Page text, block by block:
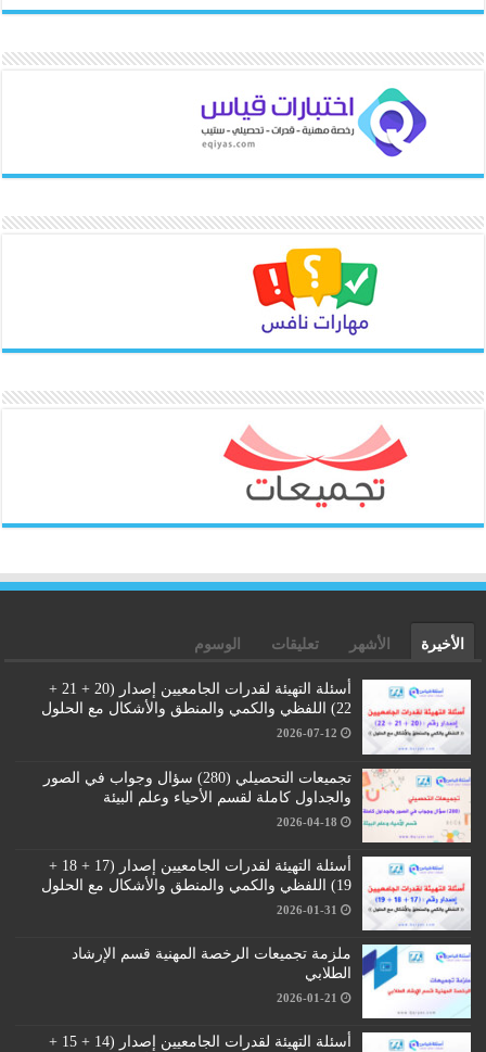
الأخيرة الأشهر تعليقات الوسوم
أسئلة التهيئة لقدرات الجامعيين إصدار (20 + 21 +
22) اللفظي والكمي والمنطق والأشكال مع الحلول
2026-07-12
تجميعات التحصيلي (280) سؤال وجواب في الصور
والجداول كاملة لقسم الأحياء وعلم البيئة
2026-04-18
أسئلة التهيئة لقدرات الجامعيين إصدار (17 + 18 +
19) اللفظي والكمي والمنطق والأشكال مع الحلول
2026-01-31
ملزمة تجميعات الرخصة المهنية قسم الإرشاد
الطلابي
2026-01-21
أسئلة التهيئة لقدرات الجامعيين إصدار (14 + 15 +